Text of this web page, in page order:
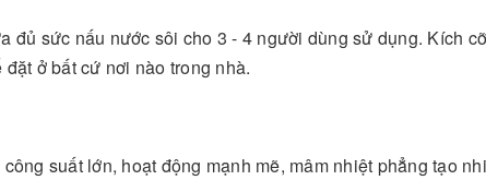
đủ sức nấu nước sôi cho 3 - 4 người dùng sử dụng. Kích
ở bất cứ nơi nào trong nhà.
suất lớn, hoạt động mạnh mẽ, mâm nhiệt phẳng tạo